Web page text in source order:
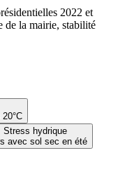
Stress hydrique
avec sol sec en été
2022 et
de la mairie, stabilité